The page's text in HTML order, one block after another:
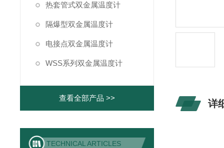
热套管式双金属温度计
隔爆型双金属温度计
电接点双金属温度计
WSS系列双金属温度计
查看全部产品 >>
TECHNICAL ARTICLES
详